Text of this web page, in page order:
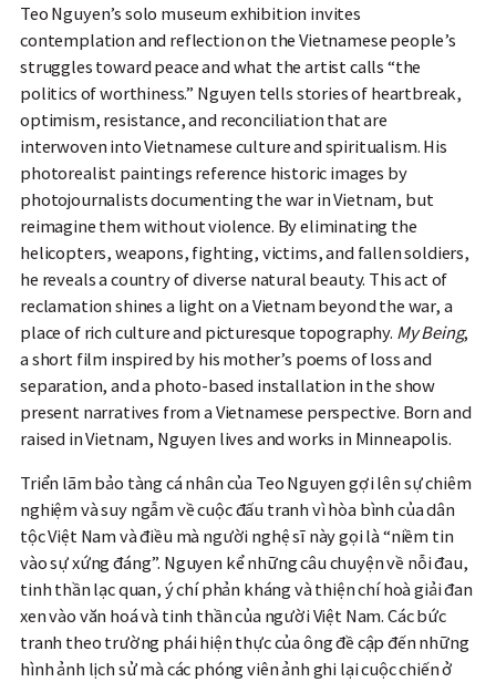
Teo Nguyen’s solo museum exhibition invites
contemplation and reflection on the Vietnamese people’s
struggles toward peace and what the artist calls “the
politics of worthiness.” Nguyen tells stories of heartbreak,
optimism, resistance, and reconciliation that are
interwoven into Vietnamese culture and spiritualism. His
photorealist paintings reference historic images by
photojournalists documenting the war in Vietnam, but
reimagine them without violence. By eliminating the
helicopters, weapons, fighting, victims, and fallen soldiers,
he reveals a country of diverse natural beauty. This act of
reclamation shines a light on a Vietnam beyond the war, a
place of rich culture and picturesque topography. My Being,
a short film inspired by his mother’s poems of loss and
separation, and a photo-based installation in the show
present narratives from a Vietnamese perspective. Born and
raised in Vietnam, Nguyen lives and works in Minneapolis.
Triển lãm bảo tàng cá nhân của Teo Nguyen gợi lên sự chiêm
nghiệm và suy ngẫm về cuộc đấu tranh vì hòa bình của dân
tộc Việt Nam và điều mà người nghệ sĩ này gọi là “niềm tin
vào sự xứng đáng”. Nguyen kể những câu chuyện về nỗi đau,
tinh thần lạc quan, ý chí phản kháng và thiện chí hoà giải đan
xen vào văn hoá và tinh thần của người Việt Nam. Các bức
tranh theo trường phái hiện thực của ông đề cập đến những
hình ảnh lịch sử mà các phóng viên ảnh ghi lại cuộc chiến ở